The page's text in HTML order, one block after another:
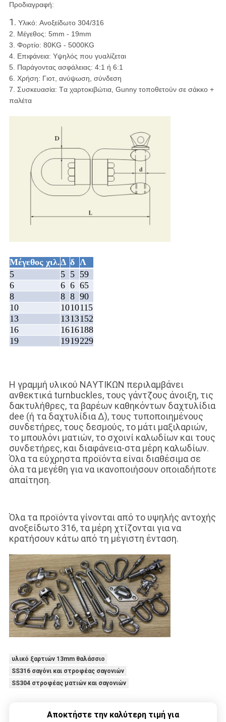
Προδιαγραφή:
1. Υλικό: Ανοξείδωτο 304/316
2. Μέγεθος: 5mm - 19mm
3. Φορτίο: 80KG - 5000KG
4. Επιφάνεια: Υψηλός που γυαλίζεται
5. Παράγοντας ασφάλειας: 4:1 ή 6:1
6. Χρήση: Γιοτ, ανύψωση, σύνδεση
7. Συσκευασία: Τα χαρτοκιβώτια, Gunny τοποθετούν σε σάκκο +
παλέτα
Μέγεθος χιλ.Δ δ Λ
5
5 5 59
6
6 6 65
8
8 8 90
10
1010115
13
1313152
16
1616188
19
1919229
Η γραμμή υλικού ΝΑΥΤΙΚΩΝ περιλαμβάνει
ανθεκτικά turnbuckles, τους γάντζους άνοιξη, τις
δακτυλήθρες, τα βαρέων καθηκόντων δαχτυλίδια
dee (ή τα δαχτυλίδια Δ), τους τυποποιημένους
συνδετήρες, τους δεσμούς, το μάτι μαξιλαριών,
το μπουλόνι ματιών, το σχοινί καλωδίων και τους
συνδετήρες, και διαφάνεια-στα μέρη καλωδίων.
Όλα τα εύχρηστα προϊόντα είναι διαθέσιμα σε
όλα τα μεγέθη για να ικανοποιήσουν οποιαδήποτε
απαίτηση.
Όλα τα προϊόντα γίνονται από το υψηλής αντοχής
ανοξείδωτο 316, τα μέρη χτίζονται για να
κρατήσουν κάτω από τη μέγιστη ένταση.
υλικό ξαρτιών 13mm θαλάσσιο
SS316 σαγόνι και στροφέας σαγονιών
SS304 στροφέας ματιών και σαγονιών
Αποκτήστε την καλύτερη τιμή για